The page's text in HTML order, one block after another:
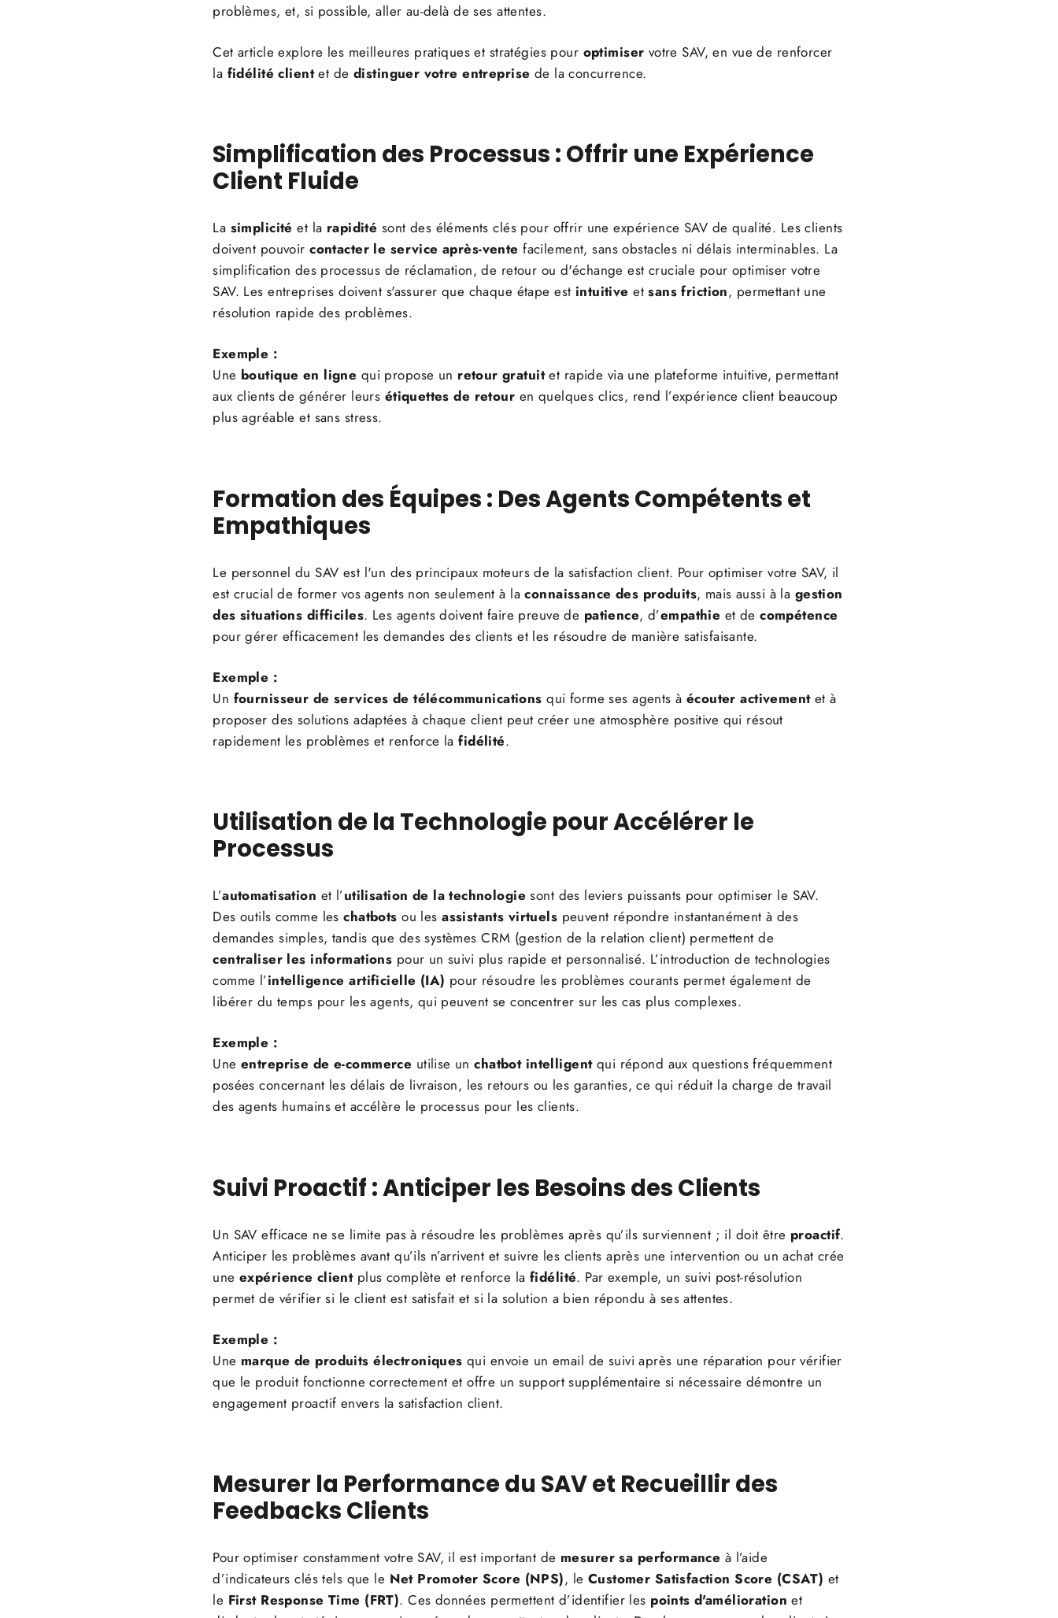
problèmes, et, si possible, aller au-delà de ses attentes.
Cet article explore les meilleures pratiques et stratégies pour optimiser votre SAV, en vue de renforcer
la fidélité clientet de distinguer votre entreprise de la concurrence.
Simplification des Processus : Offrir une Expérience
Client Fluide
La simplicité et la rapidité sont des éléments clés pour offrir une expérience SAV de qualité. Les clients
doivent pouvoircontacter le service après-vente facilement, sans obstacles ni délais interminables. La
simplification des processus de réclamation, de retour ou d'échange est cruciale pour optimiser votre
SAV. Les entreprises doivent s'assurer que chaque étape est intuitive etsans friction, permettant une
résolution rapide des problèmes.
Exemple :
Une boutique en ligne qui propose un retour gratuitet rapide via une plateforme intuitive, permettant
aux clients de générer leurs étiquettes de retour en quelques clics, rend l’expérience client beaucoup
plus agréable et sans stress.
Formation des Équipes : Des Agents Compétents et
Empathiques
Le personnel du SAV est l'un des principaux moteurs de la satisfaction client. Pour optimiser votre SAV, il
est crucial de former vos agents non seulement à laconnaissance des produits, mais aussi à la gestion
des situations difficiles. Les agents doivent faire preuve de patience, d’empathie et decompétence
pour gérer efficacement les demandes des clients et les résoudre de manière satisfaisante.
Exemple :
Un fournisseur de services de télécommunications qui forme ses agents à écouter activementet à
proposer des solutions adaptées à chaque client peut créer une atmosphère positive qui résout
rapidement les problèmes et renforce lafidélité.
Utilisation de la Technologie pour Accélérer le
Processus
L’automatisation et l’utilisation de la technologie sont des leviers puissants pour optimiser le SAV.
Des outils comme leschatbots ou lesassistants virtuels peuvent répondre instantanément à des
demandes simples, tandis que des systèmes CRM (gestion de la relation client) permettent de
centraliser les informations pour un suivi plus rapide et personnalisé. L’introduction de technologies
comme l’intelligence artificielle (IA) pour résoudre les problèmes courants permet également de
libérer du temps pour les agents, qui peuvent se concentrer sur les cas plus complexes.
Exemple :
Uneentreprise de e-commerce utilise unchatbot intelligentqui répond aux questions fréquemment
posées concernant les délais de livraison, les retours ou les garanties, ce qui réduit la charge de travail
des agents humains et accélère le processus pour les clients.
Suivi Proactif : Anticiper les Besoins des Clients
Un SAV efficace ne se limite pas à résoudre les problèmes après qu’ils surviennent ; il doit être proactif.
Anticiper les problèmes avant qu’ils n’arrivent et suivre les clients après une intervention ou un achat crée
uneexpérience clientplus complète et renforce lafidélité. Par exemple, un suivi post-résolution
permet de vérifier si le client est satisfait et si la solution a bien répondu à ses attentes.
Exemple :
Une marque de produits électroniques qui envoie un email de suivi après une réparation pour vérifier
que le produit fonctionne correctement et offre un support supplémentaire si nécessaire démontre un
engagement proactif envers la satisfaction client.
Mesurer la Performance du SAV et Recueillir des
Feedbacks Clients
Pour optimiser constamment votre SAV, il est important de mesurer sa performance à l’aide
d’indicateurs clés tels que le Net Promoter Score (NPS), le Customer Satisfaction Score (CSAT) et
le First Response Time (FRT). Ces données permettent d’identifier les points d'amélioration et